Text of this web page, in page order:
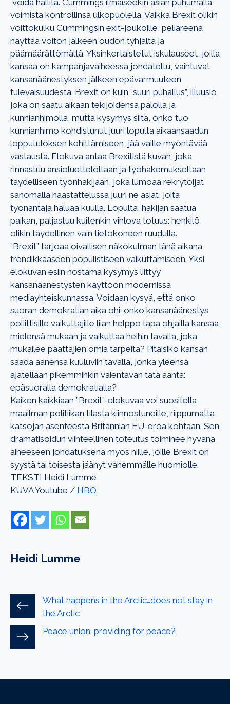
voimista kontrollinsa ulkopuolella. Vaikka Brexit olikin
voittokulku Cummingsin exit-joukoille, peliareena
näyttää voiton jälkeen oudon tyhjältä ja
päämäärättömältä. Yksinkertaistetut iskulauseet, joilla
kansaa on kampanjavaiheessa johdateltu, vaihtuvat
kansanäänestyksen jälkeen epävarmuuteen
tulevaisuudesta. Brexit on kuin ”suuri puhallus”, illuusio,
joka on saatu aikaan tekijöidensä palolla ja
kunnianhimolla, mutta kysymys siitä, onko tuo
kunnianhimo kohdistunut juuri lopulta aikaansaadun
lopputuloksen kehittämiseen, jää vaille myöntävää
vastausta. Elokuva antaa Brexitistä kuvan, joka
rinnastuu ansioluetteloltaan ja työhakemukseltaan
täydelliseen työnhakijaan, joka lumoaa rekrytoijat
sanomalla haastattelussa juuri ne asiat, joita
työnantaja haluaa kuulla. Lopulta, hakijan saatua
paikan, paljastuu kuitenkin vihlova totuus: henkilö
olikin täydellinen vain tietokoneen ruudulla.
”Brexit” tarjoaa oivallisen näkökulman tänä aikana
trendikkääseen populistiseen vaikuttamiseen. Yksi
elokuvan esiin nostama kysymys liittyy
kansanäänestysten käyttöön modernissa
mediayhteiskunnassa. Voidaan kysyä, että onko
suoran demokratian aika ohi; onko kansanäänestys
poliittisille vaikuttajille liian helppo tapa ohjailla kansaa
mielensä mukaan ja vaikuttaa heihin tavalla, joka
mukailee päättäjien omia tarpeita? Pitäisikö kansan
saada äänensä kuuluviin tavalla, jonka yleensä
ajatellaan pikemminkin vaientavan tätä ääntä:
epäsuoralla demokratialla?
Kaiken kaikkiaan ”Brexit”-elokuvaa voi suositella
maailman politiikan tilasta kiinnostuneille, riippumatta
katsojan asenteesta Britannian EU-eroa kohtaan. Sen
dramatisoidun viihteellinen toteutus toiminee hyvänä
aiheeseen johdatuksena myös niille, joille Brexit on
syystä tai toisesta jäänyt vähemmälle huomiolle.
TEKSTI Heidi Lumme
KUVA Youtube / HBO
Heidi Lumme
What happens in the Arctic…does not stay in
the Arctic
Peace union: providing for peace?